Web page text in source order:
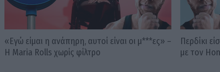
«Εγώ είμαι η ανάπηρη, αυτοί είναι οι μ***ες» –
Η Maria Rolls χωρίς φίλτρο
Περδίκι
με τον